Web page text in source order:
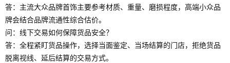
答：主流大众品牌首饰主要参考材质、重量、磨损程度，高端小众品
牌会结合品牌流通性综合估价。
问：线下交易如何保障货品安全？
答：全程紧盯货品操作，选择当面鉴定、当场结算的门店，拒绝货品
脱离视线、延后结算的交易方式。